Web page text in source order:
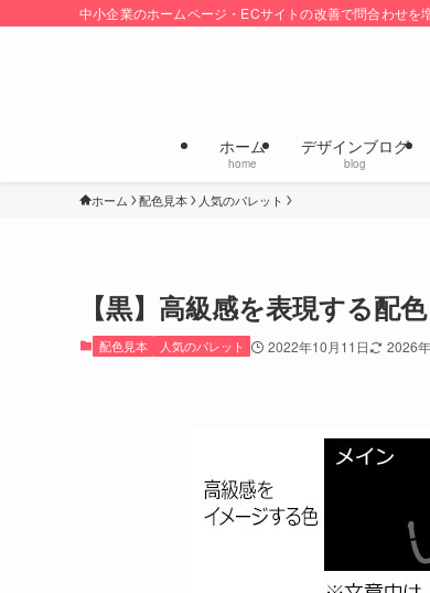
中小企業のホームページ・ECサイトの改善で問合わせ
ホーム
home
デザインブログ
blog
ホーム 配色見本 人気のパレット
【黒】高級感を表現する配色
配色見本 人気のパレット 2022年10月11日 2026